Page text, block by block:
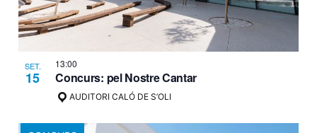
SET.
15
13:00
Concurs: pel Nostre Cantar
AUDITORI CALÓ DE S’OLI